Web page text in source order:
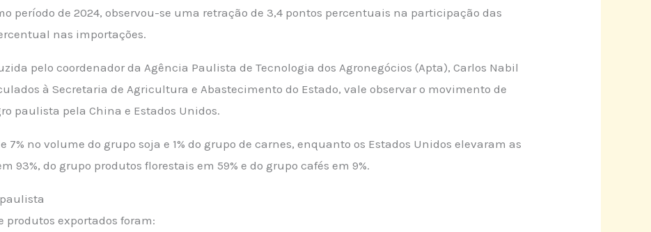
período de 2024, observou-se uma retração de 3,4 pontos percentuais na participação das
nas importações.
pelo coordenador da Agência Paulista de Tecnologia dos Agronegócios (Apta), Carlos Nabil
à Secretaria de Agricultura e Abastecimento do Estado, vale observar o movimento de
paulista pela China e Estados Unidos.
7% no volume do grupo soja e 1% do grupo de carnes, enquanto os Estados Unidos elevaram as
93%, do grupo produtos florestais em 59% e do grupo cafés em 9%.
produtos exportados foram: